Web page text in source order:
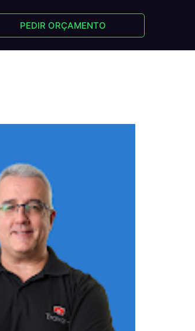
PEDIR ORÇAMENTO